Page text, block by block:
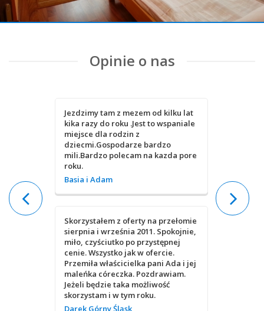
Opinie o nas
Jezdzimy tam z mezem od kilku lat
kika razy do roku .Jest to wspaniale
miejsce dla rodzin z
dziecmi.Gospodarze bardzo
mili.Bardzo polecam na kazda pore
roku.
Basia i Adam
Skorzystałem z oferty na przełomie
sierpnia i września 2011. Spokojnie,
miło, czyściutko po przystępnej
cenie. Wszystko jak w ofercie.
Przemiła właścicielka pani Ada i jej
maleńka córeczka. Pozdrawiam.
Jeżeli będzie taka możliwość
skorzystam i w tym roku.
Darek Górny Śląsk
Bożena i